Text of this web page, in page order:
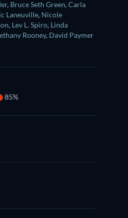
, Bruce Seth Green,Carla
Laneuville, Nicole
, Lev L. Spiro, Linda
Rooney, David Paymer
85%